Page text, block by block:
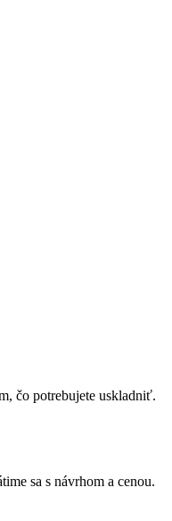
čo potrebujete uskladniť.
sa s návrhom a cenou.